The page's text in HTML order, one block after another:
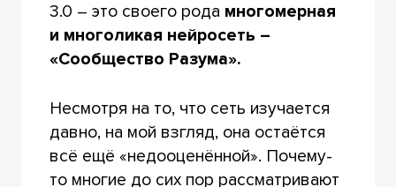
3.0 – это своего рода многомерная
и многоликая нейросеть –
«Сообщество Разума».
Несмотря на то, что сеть изучается
давно, на мой взгляд, она остаётся
всё ещё «недооценённой». Почему-
то многие до сих пор рассматривают